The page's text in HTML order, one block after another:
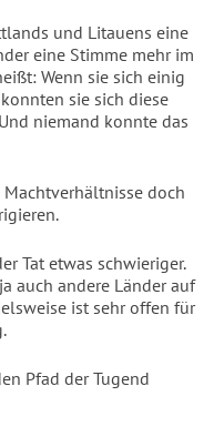
und Litauens eine
eine Stimme mehr im
Wenn sie sich einig
sie sich diese
niemand konnte das
doch
Tat etwas schwieriger.
auch andere Länder auf
ist sehr offen für
Pfad der Tugend